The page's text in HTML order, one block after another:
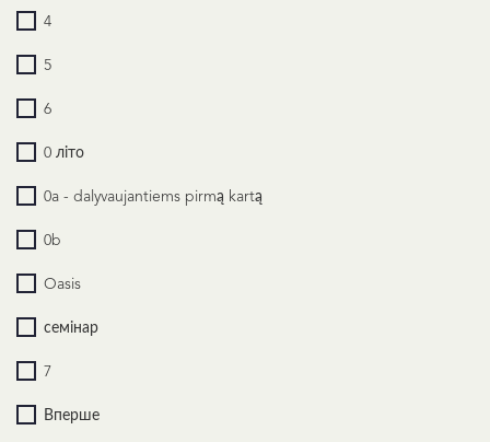
4
5
6
0 літо
0a - dalyvaujantiems pirmą kartą
0b
Oasis
семінар
7
Вперше